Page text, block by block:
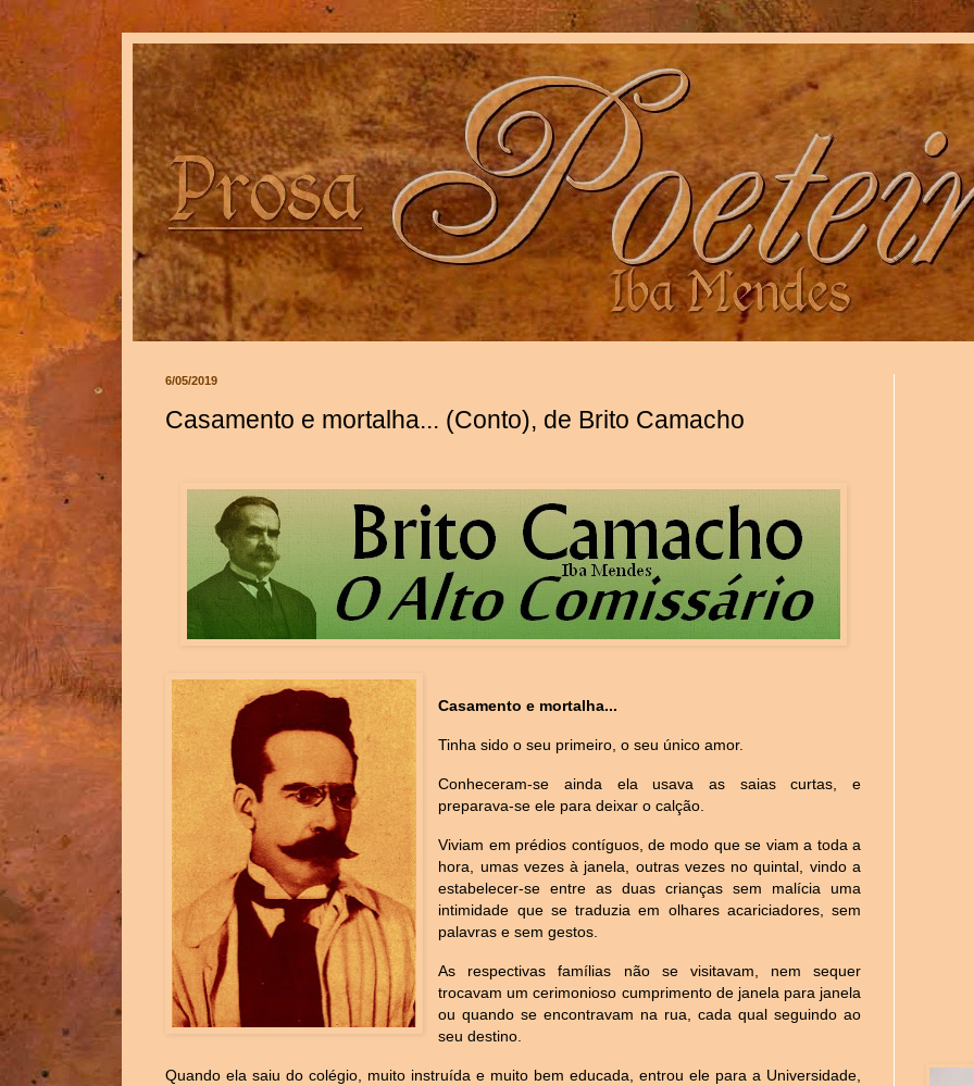
6/05/2019
Casamento e mortalha... (Conto), de Brito Camacho
Casamento e mortalha...
Tinha sido o seu primeiro, o seu único amor.
Conheceram-se ainda ela usava as saias curtas, e
preparava-se ele para deixar o calção.
Viviam em prédios contíguos, de modo que se viam a toda a
hora, umas vezes à janela, outras vezes no quintal, vindo a
estabelecer-se entre as duas crianças sem malícia uma
intimidade que se traduzia em olhares acariciadores, sem
palavras e sem gestos.
As respectivas famílias não se visitavam, nem sequer
trocavam um cerimonioso cumprimento de janela para janela
ou quando se encontravam na rua, cada qual seguindo ao
seu destino.
Quando ela saiu do colégio, muito instruída e muito bem educada, entrou ele para a Universidade,